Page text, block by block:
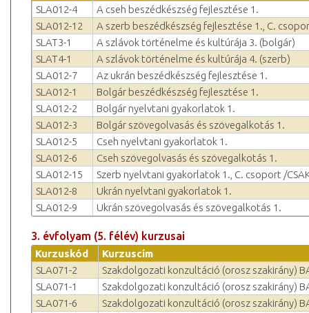
SLA012-4
A cseh beszédkészség fejlesztése 1.
SLA012-12
A szerb beszédkészség fejlesztése 1., C.
SLAT3-1
A szlávok történelme és kultúrája 3. (bolgár)
SLAT4-1
A szlávok történelme és kultúrája 4. (szerb)
SLA012-7
Az ukrán beszédkészség fejlesztése 1.
SLA012-1
Bolgár beszédkészség fejlesztése 1.
SLA012-2
Bolgár nyelvtani gyakorlatok 1.
SLA012-3
Bolgár szövegolvasás és szövegalkotás 1.
SLA012-5
Cseh nyelvtani gyakorlatok 1.
SLA012-6
Cseh szövegolvasás és szövegalkotás 1.
SLA012-15
Szerb nyelvtani gyakorlatok 1., C. csoport /
SLA012-8
Ukrán nyelvtani gyakorlatok 1.
SLA012-9
Ukrán szövegolvasás és szövegalkotás 1.
3. évfolyam (5. félév) kurzusai
Kurzuskód
Kurzuscím
SLA071-2
Szakdolgozati konzultáció (orosz szakirány)
SLA071-1
Szakdolgozati konzultáció (orosz szakirány)
SLA071-6
Szakdolgozati konzultáció (orosz szakirány)